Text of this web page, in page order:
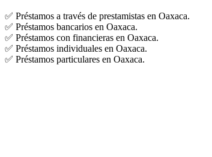
✅ Préstamos a través de prestamistas en Oaxaca.
✅ Préstamos bancarios en Oaxaca.
✅ Préstamos con financieras en Oaxaca.
✅ Préstamos individuales en Oaxaca.
✅ Préstamos particulares en Oaxaca.